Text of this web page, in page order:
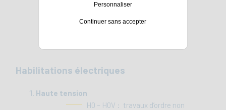
Niveau 2
Habilitations électriques
Haute tension
H0 – H0V : travaux d’ordre non
Personnaliser
Continuer sans accepter